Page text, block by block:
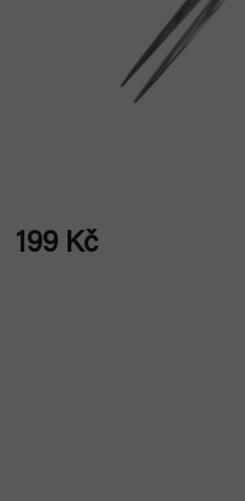
199 Kč